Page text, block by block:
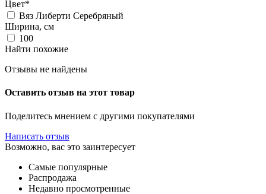
Цвет*
Вяз Либерти Серебряный
Ширина, см
100
Найти похожие
Отзывы не найдены
Оставить отзыв на этот товар
Поделитесь мнением с другими покупателями
Написать отзыв
Возможно, вас это заинтересует
Самые популярные
Распродажа
Недавно просмотренные